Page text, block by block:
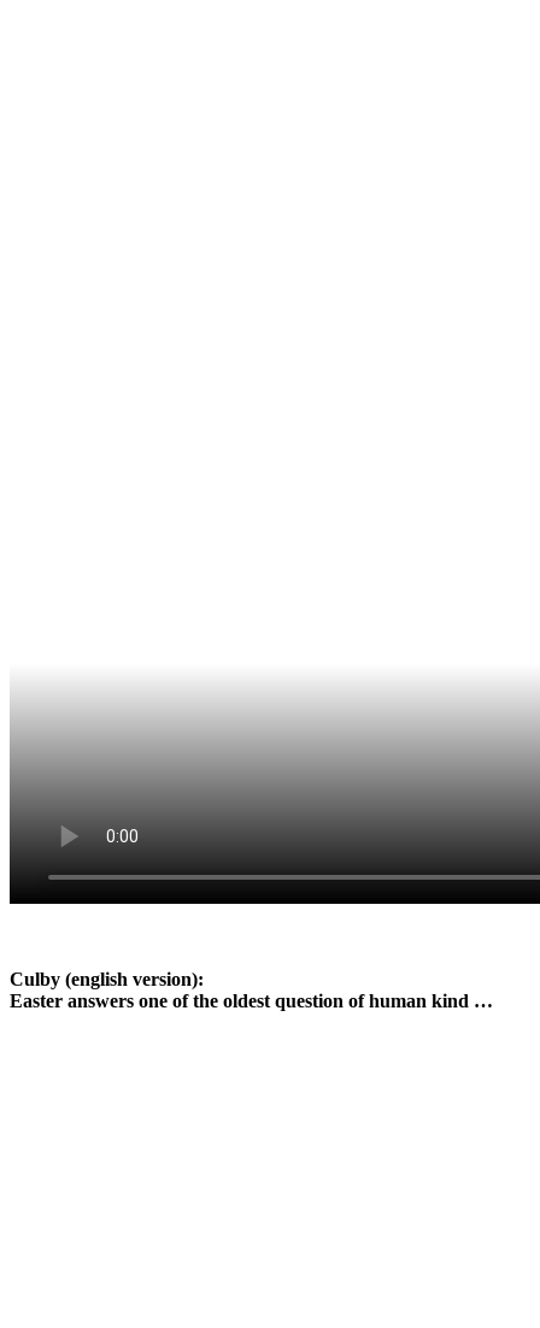
Culby (english version):
Easter answers one of the oldest question of human kind …